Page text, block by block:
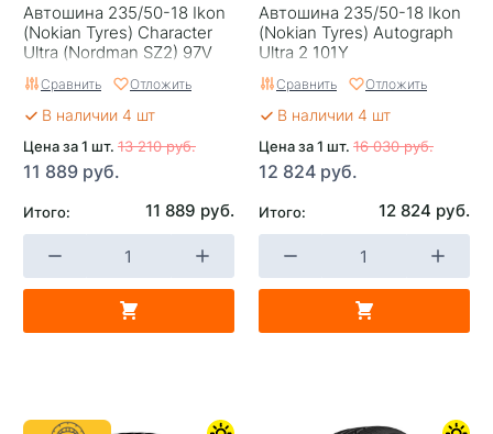
Автошина 235/50-18 Ikon
(Nokian Tyres) Character
Ultra (Nordman SZ2) 97V
Сравнить Отложить
В наличии 4 шт
Цена за 1 шт. 13 210 руб.
11 889 руб.
Итого: 11 889 руб.
Автошина 235/50-18 Ikon
(Nokian Tyrеs) Autograph
Ultra 2 101Y
Сравнить Отложить
В наличии 4 шт
Цена за 1 шт. 16 030 руб.
12 824 руб.
Итого: 12 824 руб.